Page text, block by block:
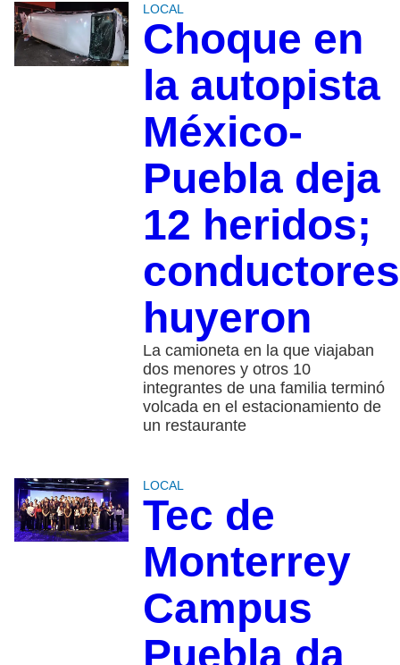
LOCAL
Choque en
la autopista
México-
Puebla deja
12 heridos;
conductores
huyeron
La camioneta en la que viajaban
dos menores y otros 10
integrantes de una familia terminó
volcada en el estacionamiento de
un restaurante
LOCAL
Tec de
Monterrey
Campus
Puebla da